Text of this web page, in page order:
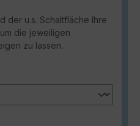
der u.s. Schaltfläche Ihre
die jeweiligen
zu lassen.